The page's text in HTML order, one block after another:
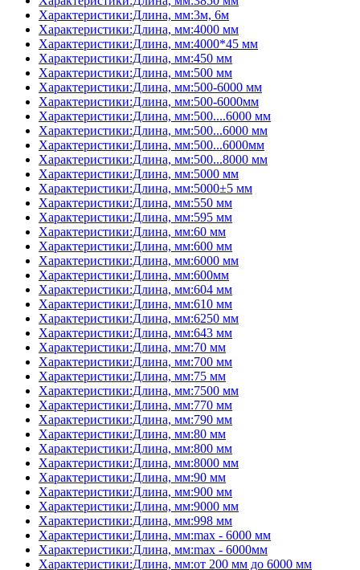
Характеристики:Длина, мм:3м, 6м
Характеристики:Длина, мм:4000 мм
Характеристики:Длина, мм:4000*45 мм
Характеристики:Длина, мм:450 мм
Характеристики:Длина, мм:500 мм
Характеристики:Длина, мм:500-6000 мм
Характеристики:Длина, мм:500-6000мм
Характеристики:Длина, мм:500....6000 мм
Характеристики:Длина, мм:500...6000 мм
Характеристики:Длина, мм:500...6000мм
Характеристики:Длина, мм:500...8000 мм
Характеристики:Длина, мм:5000 мм
Характеристики:Длина, мм:5000±5 мм
Характеристики:Длина, мм:550 мм
Характеристики:Длина, мм:595 мм
Характеристики:Длина, мм:60 мм
Характеристики:Длина, мм:600 мм
Характеристики:Длина, мм:6000 мм
Характеристики:Длина, мм:600мм
Характеристики:Длина, мм:604 мм
Характеристики:Длина, мм:610 мм
Характеристики:Длина, мм:6250 мм
Характеристики:Длина, мм:643 мм
Характеристики:Длина, мм:70 мм
Характеристики:Длина, мм:700 мм
Характеристики:Длина, мм:75 мм
Характеристики:Длина, мм:7500 мм
Характеристики:Длина, мм:770 мм
Характеристики:Длина, мм:790 мм
Характеристики:Длина, мм:80 мм
Характеристики:Длина, мм:800 мм
Характеристики:Длина, мм:8000 мм
Характеристики:Длина, мм:90 мм
Характеристики:Длина, мм:900 мм
Характеристики:Длина, мм:9000 мм
Характеристики:Длина, мм:998 мм
Характеристики:Длина, мм:max - 6000 мм
Характеристики:Длина, мм:max - 6000мм
Характеристики:Длина, мм:от 200 мм до 6000 мм